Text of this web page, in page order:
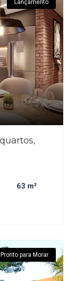
Lançamento
63 m²
Pronto para Morar